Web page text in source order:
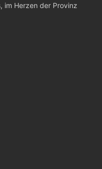
im Herzen der Provinz